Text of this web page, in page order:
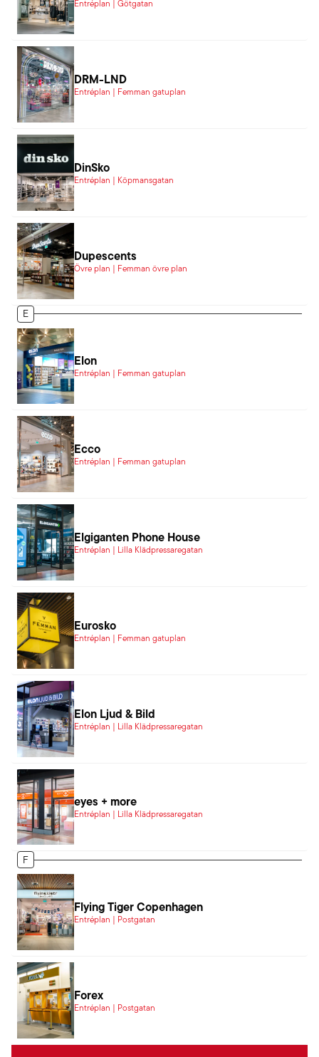
Entréplan | Götgatan
DRM-LND
Entréplan | Femman gatuplan
DinSko
Entréplan | Köpmansgatan
Dupescents
Övre plan | Femman övre plan
E
Elon
Entréplan | Femman gatuplan
Ecco
Entréplan | Femman gatuplan
Elgiganten Phone House
Entréplan | Lilla Klädpressaregatan
Eurosko
Entréplan | Femman gatuplan
Elon Ljud & Bild
Entréplan | Lilla Klädpressaregatan
eyes + more
Entréplan | Lilla Klädpressaregatan
F
Flying Tiger Copenhagen
Entréplan | Postgatan
Forex
Entréplan | Postgatan